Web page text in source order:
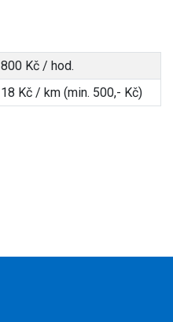
800 Kč / hod.
18 Kč / km (min. 500,- Kč)